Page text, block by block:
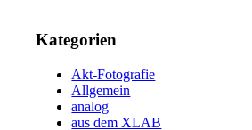
Kategorien
Akt-Fotografie
Allgemein
analog
aus dem XLAB